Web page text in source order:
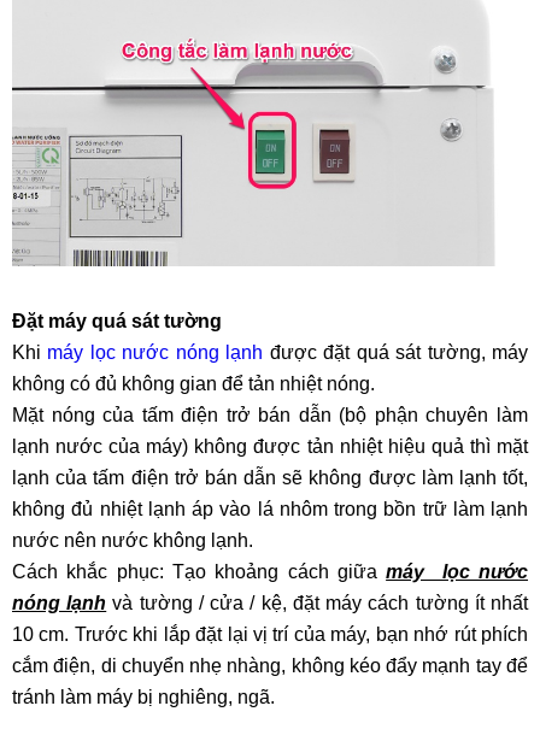
Đặt máy quá sát tường
Khi máy lọc nước nóng lạnh được đặt quá sát tường, máy
không có đủ không gian để tản nhiệt nóng.
Mặt nóng của tấm điện trở bán dẫn (bộ phận chuyên làm
lạnh nước của máy) không được tản nhiệt hiệu quả thì mặt
lạnh của tấm điện trở bán dẫn sẽ không được làm lạnh tốt,
không đủ nhiệt lạnh áp vào lá nhôm trong bồn trữ làm lạnh
nước nên nước không lạnh.
Cách khắc phục: Tạo khoảng cách giữamáy lọc nước
nóng lạnh và tường / cửa / kệ, đặt máy cách tường ít nhất
10 cm. Trước khi lắp đặt lại vị trí của máy, bạn nhớ rút phích
cắm điện, di chuyển nhẹ nhàng, không kéo đẩy mạnh tay để
tránh làm máy bị nghiêng, ngã.